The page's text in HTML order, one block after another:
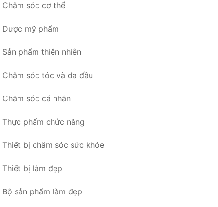
Chăm sóc cơ thể
Dược mỹ phẩm
Sản phẩm thiên nhiên
Chăm sóc tóc và da đầu
Chăm sóc cá nhân
Thực phẩm chức năng
Thiết bị chăm sóc sức khỏe
Thiết bị làm đẹp
Bộ sản phẩm làm đẹp